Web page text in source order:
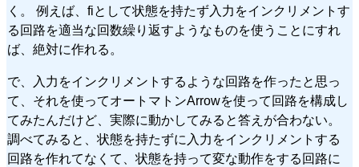
く。 例えば、fiとして状態を持たず入力をインクリメントす
る回路を適当な回数繰り返すようなものを使うことにすれ
ば、絶対に作れる。
で、入力をインクリメントするような回路を作ったと思っ
て、それを使ってオートマトンArrowを使って回路を構成し
てみたんだけど、実際に動かしてみると答えが合わない。
調べてみると、状態を持たずに入力をインクリメントする
回路を作れてなくて、状態を持って変な動作をする回路に